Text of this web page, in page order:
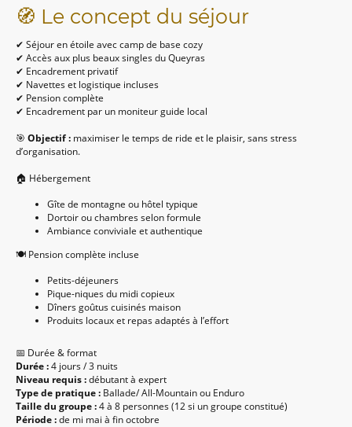
🧭 Le concept du séjour
✔ Séjour en étoile avec camp de base cozy
✔ Accès aux plus beaux singles du Queyras
✔ Encadrement privatif
✔ Navettes et logistique incluses
✔ Pension complète
✔ Encadrement par un moniteur guide local
🎯 Objectif : maximiser le temps de ride et le plaisir, sans stress
d’organisation.
🏠 Hébergement
Gîte de montagne ou hôtel typique
Dortoir ou chambres selon formule
Ambiance conviviale et authentique
🍽 Pension complète incluse
Petits-déjeuners
Pique-niques du midi copieux
Dîners goûtus cuisinés maison
Produits locaux et repas adaptés à l’effort
📅 Durée & format
Durée :4 jours / 3 nuits
Niveau requis :débutant à expert
Type de pratique : Ballade/ All-Mountain ou Enduro
Taille du groupe :4 à 8 personnes (12 si un groupe constitué)
Période :de mi mai à fin octobre